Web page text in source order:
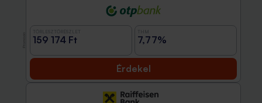
159 174 Ft 7,77%
Érdekel